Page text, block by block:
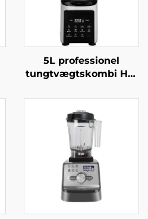
5L professionel
tungtvægtskombi HS-